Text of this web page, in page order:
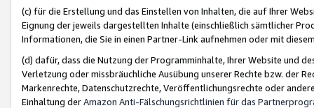
(c) für die Erstellung und das Einstellen von Inhalten, die auf Ihrer
Eignung der jeweils dargestellten Inhalte (einschließlich sämtlicher
Informationen, die Sie in einen Partner-Link aufnehmen oder mit
(d) dafür, dass die Nutzung der Programminhalte, Ihrer Website und
Verletzung oder missbräuchliche Ausübung unserer Rechte bzw. der
Markenrechte, Datenschutzrechte, Veröffentlichungsrechte oder
Einhaltung derAmazon Anti-Fälschungsrichtlinien für das